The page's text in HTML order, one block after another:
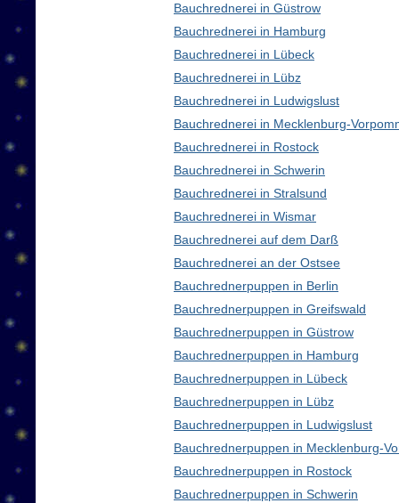
Bauchrednerei in Güstrow
Bauchrednerei in Hamburg
Bauchrednerei in Lübeck
Bauchrednerei in Lübz
Bauchrednerei in Ludwigslust
Bauchrednerei in Mecklenburg-
Bauchrednerei in Rostock
Bauchrednerei in Schwerin
Bauchrednerei in Stralsund
Bauchrednerei in Wismar
Bauchrednerei auf dem Darß
Bauchrednerei an der Ostsee
Bauchrednerpuppen in Berlin
Bauchrednerpuppen in Greifswald
Bauchrednerpuppen in Güstrow
Bauchrednerpuppen in Hamburg
Bauchrednerpuppen in Lübeck
Bauchrednerpuppen in Lübz
Bauchrednerpuppen in Ludwigslust
Bauchrednerpuppen in Mecklenburg-
Bauchrednerpuppen in Rostock
Bauchrednerpuppen in Schwerin